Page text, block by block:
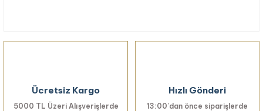
Ücretsiz Kargo
5000 TL Üzeri Alışverişlerde
Hızlı Gönderi
13:00’dan önce siparişlerde